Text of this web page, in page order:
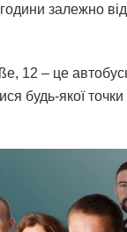
залежно від
12 – це
будь-якої